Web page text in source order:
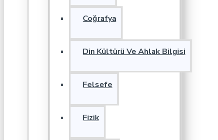
Coğrafya
Din Kültürü Ve Ahlak Bilgisi
Felsefe
Fizik